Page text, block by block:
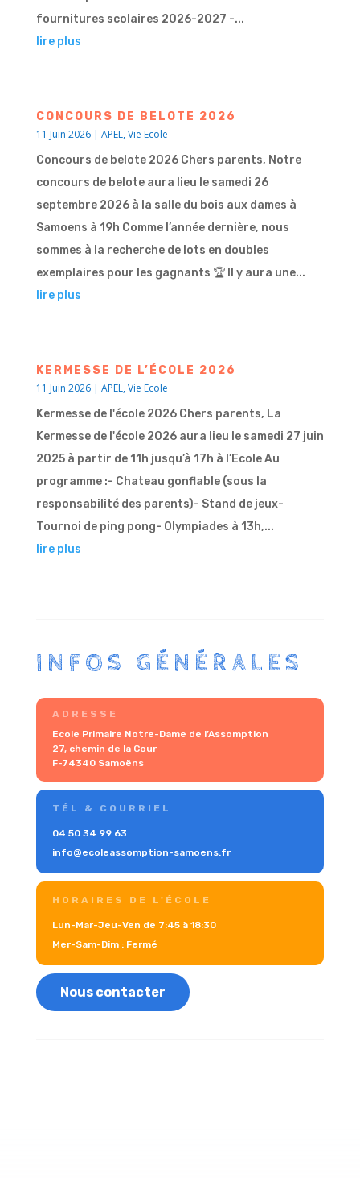
fournitures scolaires 2026-2027 -...
lire plus
CONCOURS DE BELOTE 2026
11 Juin 2026| APEL,Vie Ecole
Concours de belote 2026 Chers parents, Notre
concours de belote aura lieu le samedi 26
septembre 2026 à la salle du bois aux dames à
Samoens à 19h Comme l’année dernière, nous
sommes à la recherche de lots en doubles
exemplaires pour les gagnants 🏆 Il y aura une...
lire plus
KERMESSE DE L’ÉCOLE 2026
11 Juin 2026| APEL,Vie Ecole
Kermesse de l'école 2026 Chers parents, La
Kermesse de l'école 2026 aura lieu le samedi 27 juin
2025 à partir de 11h jusqu’à 17h à l’Ecole Au
programme :- Chateau gonflable (sous la
responsabilité des parents)- Stand de jeux-
Tournoi de ping pong- Olympiades à 13h,...
lire plus
INFOS GÉNÉRALES
ADRESSE
Ecole Primaire Notre-Dame de l’Assomption
27, chemin de la Cour
F-74340 Samoëns
TÉL & COURRIEL
04 50 34 99 63
info@ecoleassomption-samoens.fr
HORAIRES DE L'ÉCOLE
Lun-Mar-Jeu-Ven de 7:45 à 18:30
Mer-Sam-Dim : Fermé
Nous contacter